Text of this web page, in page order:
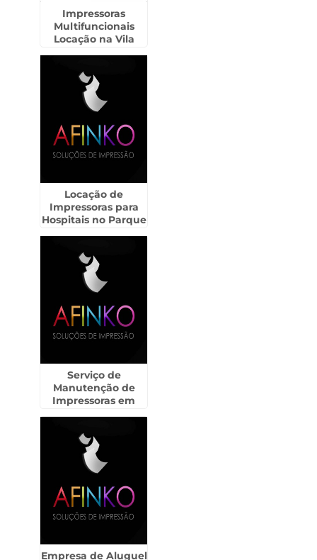
Impressoras
Multifuncionais
Locação na Vila
Locação de
Impressoras para
Hospitais no Parque
Serviço de
Manutenção de
Impressoras em
Empresa de Aluguel